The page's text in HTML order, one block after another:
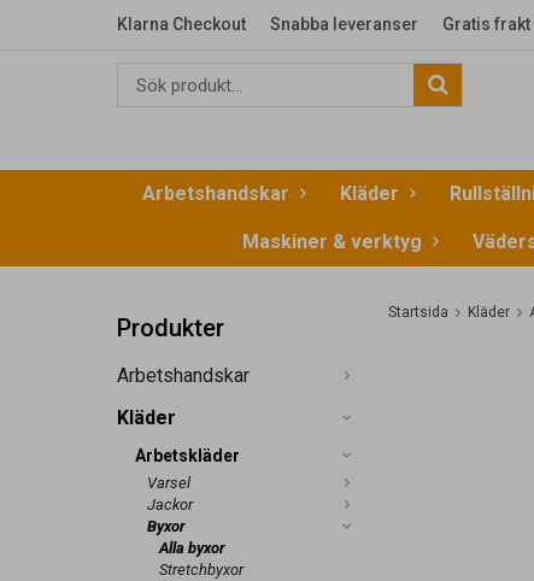
Klarna Checkout Snabba leveranser Gratis
Arbetshandskar Kläder
Maskiner & verktyg
Produkter
Arbetshandskar
Kläder
Arbetskläder
Varsel
Jackor
Byxor
Alla byxor
Stretchbyxor
Startsida Kläder